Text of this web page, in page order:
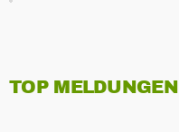
TOP MELDUNGEN